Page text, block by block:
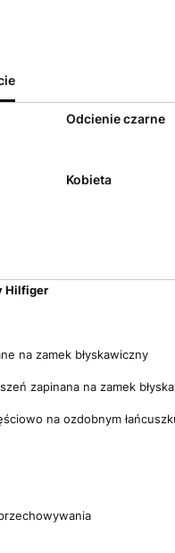
Odcienie czarne
Kobieta
Hilfiger
na zamek błyskawiczny
zapinana na zamek
na ozdobnym